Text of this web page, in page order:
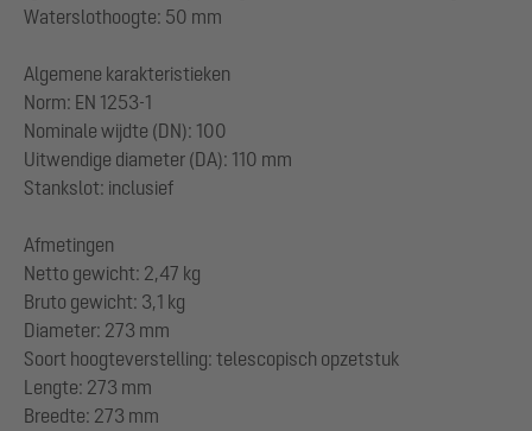
Waterslothoogte: 50 mm
Algemene karakteristieken
Norm: EN 1253-1
Nominale wijdte (DN): 100
Uitwendige diameter (DA): 110 mm
Stankslot: inclusief
Afmetingen
Netto gewicht: 2,47 kg
Bruto gewicht: 3,1 kg
Diameter: 273 mm
Soort hoogteverstelling: telescopisch opzetstuk
Lengte: 273 mm
Breedte: 273 mm